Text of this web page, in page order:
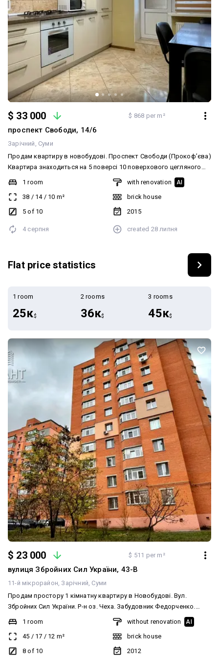
$ 33 000 $ 868 per m²
проспект Свободи, 14/6
Зарічний Суми
Продам квартиру в новобудові. Проспект Свободи (Прокоф’єва)
Квартира знаходиться на 5 поверсі 10 поверхового цегляного
будинку. Не кутова. Загальна площа квартири 38м2. Кухня 10.5м2
повністю укомплектована. При продажу залишаються всі меблі
та техніка: Хороша інфраструктура, все необхідне в пішій
дорогою. Перегляди в будь-який зручний для вас час. Вартість
1 room
38 / 14/ 10 m²
5 of 10
with renovation AI
brick house
2015
4 серпня created 28 липня
Flat price statistics
1 room
25к$
2 rooms
36к$
3 rooms
45к$
$ 23 000 $ 511 per m²
вулиця Збройних Сил України, 43-В
11-й мікрорайон Зарічний Суми
Продам простору 1 кімнатну квартиру в Новобудові. Вул.
Збройних Сил України. Р-н оз. Чеха. Забудовник Федорченко.
Квартира розташована на 8 поверсі 10 поверхового цегляного
Кімната 17 м2. Кухня 12 м2. Балкон 4.4 м2 Будинок введений в
експлуатацію в 2012 році. Документи на руках, нотаріальне
1 room
45 / 17 / 12 m²
8 of 10
without renovation AI
brick house
2012